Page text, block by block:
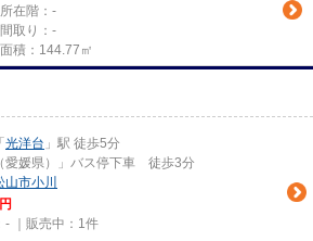
所在階：-
間取り：-
面積：144.77㎡
「 光洋台 」駅 徒歩5分
愛媛県）」バス停下車 徒歩3分
山市小川
｜販売中： 1件